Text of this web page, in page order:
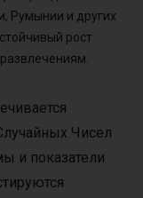
Румынии и других
рост
Чисел
и показатели